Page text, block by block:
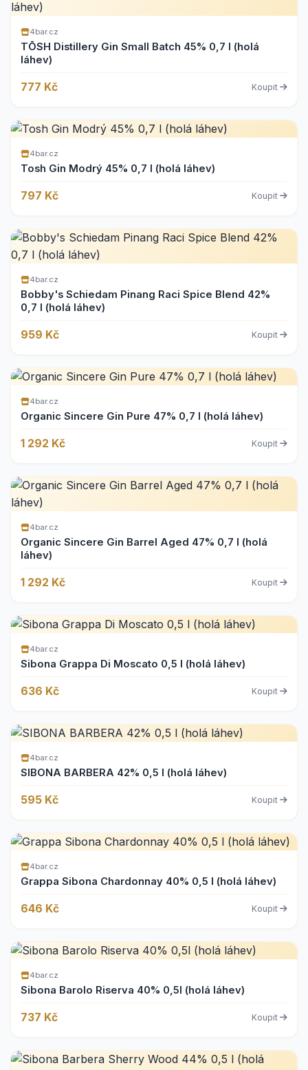
4bar.cz
TŌSH Distillery Gin Small Batch 45% 0,7 l (holá
láhev)
777 Kč Koupit
4bar.cz
Tosh Gin Modrý 45% 0,7 l (holá láhev)
797 Kč Koupit
4bar.cz
Bobby's Schiedam Pinang Raci Spice Blend 42%
0,7 l (holá láhev)
959 Kč Koupit
4bar.cz
Organic Sincere Gin Pure 47% 0,7 l (holá láhev)
1 292 Kč Koupit
4bar.cz
Organic Sincere Gin Barrel Aged 47% 0,7 l (holá
láhev)
1 292 Kč Koupit
4bar.cz
Sibona Grappa Di Moscato 0,5 l (holá láhev)
636 Kč Koupit
4bar.cz
SIBONA BARBERA 42% 0,5 l (holá láhev)
595 Kč Koupit
4bar.cz
Grappa Sibona Chardonnay 40% 0,5 l (holá láhev)
646 Kč Koupit
4bar.cz
Sibona Barolo Riserva 40% 0,5l (holá láhev)
737 Kč Koupit